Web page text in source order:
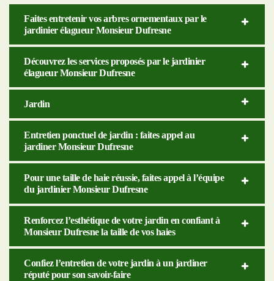
Faites entretenir vos arbres ornementaux par le
jardinier élagueur Monsieur Dufresne
Découvrez les services proposés par le jardinier
élagueur Monsieur Dufresne
Jardin
Entretien ponctuel de jardin : faites appel au
jardiner Monsieur Dufresne
Pour une taille de haie réussie, faites appel à l’équipe
du jardinier Monsieur Dufresne
Renforcez l’esthétique de votre jardin en confiant à
Monsieur Dufresne la taille de vos haies
Confiez l’entretien de votre jardin à un jardiner
réputé pour son savoir-faire